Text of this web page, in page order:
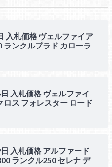
入札価格 ヴェルファイア
ランクルプラド カローラ
入札価格 ヴェルファイ
ロス フォレスター ロード
入札価格 アルファード
ランクル250 セレナ デ